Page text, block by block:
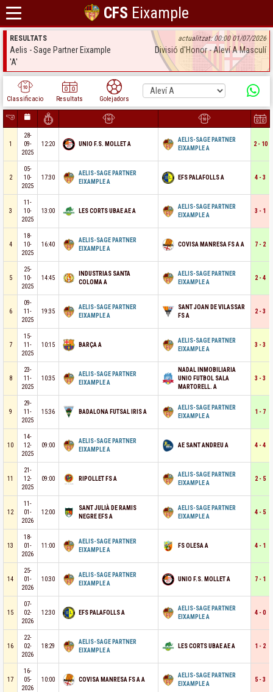
CFS Eixample
RESULTATS actualitzat: 00:00 01/07/2026
Aelis - Sage Partner Eixample
'A'
Divisió d'Honor - Aleví A Masculí
Classificacio Resultats Golejadors
1
28-
09-
2025
12:20 UNIO F.S. MOLLET A
AELIS-SAGE PARTNER
EIXAMPLE A
2 - 10
2
05-
10-
2025
17:30
AELIS-SAGE PARTNER
EIXAMPLE A
EFS PALAFOLLS A 4 - 3
3
11-
10-
2025
13:00 LES CORTS UBAE AE A
AELIS-SAGE PARTNER
EIXAMPLE A
3 - 1
4
18-
10-
2025
16:40
AELIS-SAGE PARTNER
EIXAMPLE A
COVISA MANRESA FS A A 7 - 2
5
25-
10-
2025
14:45
INDUSTRIAS SANTA
COLOMA A
AELIS-SAGE PARTNER
EIXAMPLE A
2 - 4
6
09-
11-
2025
19:35
AELIS-SAGE PARTNER
EIXAMPLE A
SANT JOAN DE VILASSAR
FS A
2 - 3
7
15-
11-
2025
10:15 BARÇA A
AELIS-SAGE PARTNER
EIXAMPLE A
3 - 3
8
23-
11-
2025
10:35
AELIS-SAGE PARTNER
EIXAMPLE A
NADAL INMOBILIARIA
UNIO FUTBOL SALA
MARTORELL. A
3 - 3
9
29-
11-
2025
15:36 BADALONA FUTSAL IRIS A
AELIS-SAGE PARTNER
EIXAMPLE A
1 - 7
10
14-
12-
2025
09:00
AELIS-SAGE PARTNER
EIXAMPLE A
AE SANT ANDREU A 4 - 4
11
21-
12-
2025
09:00 RIPOLLET FS A
AELIS-SAGE PARTNER
EIXAMPLE A
2 - 5
12
11-
01-
2026
12:00
SANT JULIÀ DE RAMIS
NEGRE EFS A
AELIS-SAGE PARTNER
EIXAMPLE A
4 - 5
13
18-
01-
2026
11:00
AELIS-SAGE PARTNER
EIXAMPLE A
FS OLESA A 4 - 1
14
25-
01-
2026
10:30
AELIS-SAGE PARTNER
EIXAMPLE A
UNIO F.S. MOLLET A 7 - 1
15
07-
02-
2026
12:30 EFS PALAFOLLS A
AELIS-SAGE PARTNER
EIXAMPLE A
4 - 0
16
22-
02-
2026
18:29
AELIS-SAGE PARTNER
EIXAMPLE A
LES CORTS UBAE AE A 1 - 2
17
16-
05-
2026
10:00 COVISA MANRESA FS A A
AELIS-SAGE PARTNER
EIXAMPLE A
5 - 3